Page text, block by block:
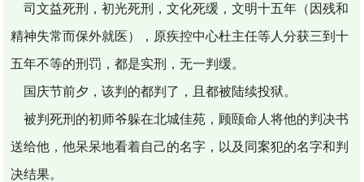
司文益死刑，初光死刑，文化死缓，文明十五年（因残和
精神失常而保外就医），原疾控中心杜主任等人分获三到十
五年不等的刑罚，都是实刑，无一判缓。
国庆节前夕，该判的都判了，且都被陆续投狱。
被判死刑的初师爷躲在北城佳苑，顾颐命人将他的判决书
送给他，他呆呆地看着自己的名字，以及同案犯的名字和判
决结果。